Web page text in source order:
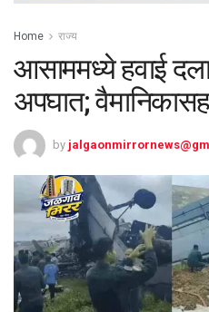
Home राज्य
आसाममध्ये हवाई
अपघात;
by